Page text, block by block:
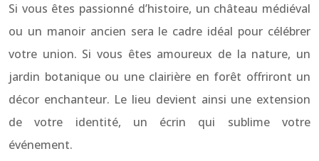
Si vous êtes passionné d’histoire, un château médiéval
ou un manoir ancien sera le cadre idéal pour célébrer
votre union. Si vous êtes amoureux de la nature, un
jardin botanique ou une clairière en forêt offriront un
décor enchanteur. Le lieu devient ainsi une extension
de votre identité, un écrin qui sublime votre
événement.